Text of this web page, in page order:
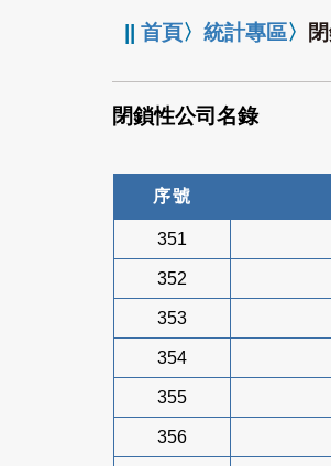
||首頁〉統計專區〉
閉鎖性公司名錄
序號
351
352
353
354
355
356